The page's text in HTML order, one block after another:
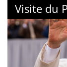
Visite du